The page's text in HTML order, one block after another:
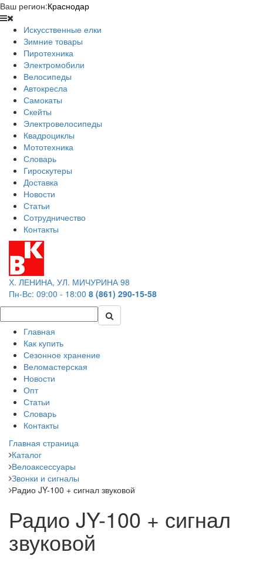
Ваш регион:Краснодар
Искусственные елки
Зимние товары
Пиротехника
Электромобили
Велосипеды
Автокресла
Самокаты
Скейты
Электровелосипеды
Квадроциклы
Мототехника
Словарь
Гироскутеры
Доставка
Новости
Статьи
Сотрудничество
Контакты
Х. ЛЕНИНА, УЛ. МИЧУРИНА 98
Пн-Вс: 09:00 - 18:00 8 (861) 290-15-58
Главная
Как купить
Сезонное хранение
Веломастерская
Новости
Опт
Статьи
Словарь
Контакты
Главная страница
Каталог
Велоаксессуары
Звонки и сигналы
Радио JY-100 + сигнал звуковой
Радио JY-100 + сигнал
звуковой